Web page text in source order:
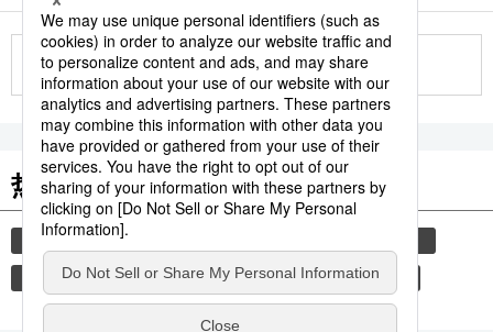
更多
热门关键词
汽车 时事社新闻
小津安二郎 电影 交通 家庭